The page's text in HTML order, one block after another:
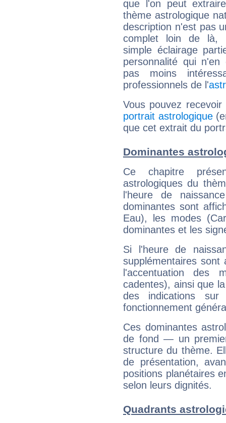
que l'on peut
thème astrologique
description n'est pas
complet loin de là,
simple éclairage
personnalité qui n'en
pas moins
professionnels de l'
Vous pouvez
portrait astrologique
que cet extrait du
Dominantes
Ce chapitre
astrologiques du
l'heure de
dominantes sont
Eau), les modes
dominantes et les
Si l'heure de
supplémentaires sont
l'accentuation des
cadentes), ainsi que
des indications sur
fonctionnement
Ces dominantes
de fond — un
structure du thème.
de présentation,
positions planétaires
selon leurs dignités.
Quadrants